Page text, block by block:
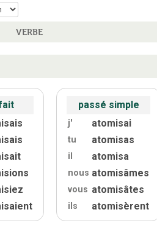
VERBE
passé simple
j' atomisai
tu atomisas
il atomisa
nous atomisâmes
vous atomisâtes
ils atomisèrent